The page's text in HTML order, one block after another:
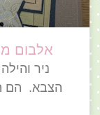
אלבום
ניר
הצבא. הם